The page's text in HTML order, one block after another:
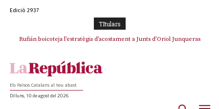
Edició 2937
TItulars
Rufián boicoteja l’estratègia d’acostament a Junts d’Oriol Junqueras
Rufián dinamita la unitat independentista amb un atac frontal al retorn
Els Països Catalans al teu abast
Dilluns, 10 de agost del 2026